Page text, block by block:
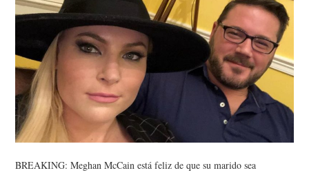
SOCIETY
SPORTS
TECHNOLOGY
BREAKING: Meghan McCain está feliz de que su marido sea